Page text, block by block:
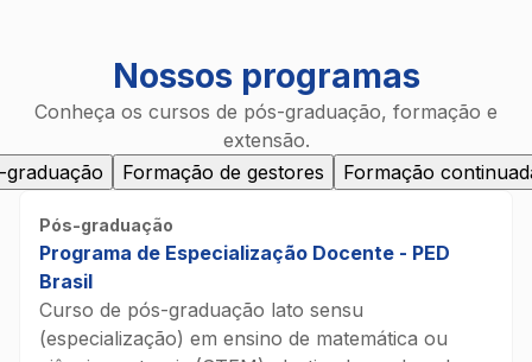
Nossos programas
Conheça os cursos de pós-graduação, formação e
extensão.
graduação
Formação de gestores Formação
Pós-graduação
Programa de Especialização Docente - PED
Brasil
Curso de pós-graduação lato sensu
(especialização) em ensino de matemática ou